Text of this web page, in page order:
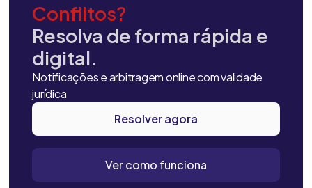
Conflitos?
Resolva de forma rápida e
digital.
Notificações e arbitragem online com validade
jurídica
Resolver agora
Ver como funciona